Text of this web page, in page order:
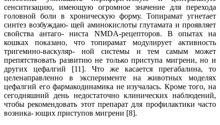
сенситизацию, имеющую огромное значение для перехода
головной боли в хроническую форму. Топирамат угнетает
синтез возбуждаю- щей аминокислоты глутамата и проявляет
свойства антаго- ниста NMDA-рецепторов. В опытах на
кошках показано, что топирамат модулирует активность
тригемино-васкуляр- ной системы и тем самым может
препятствовать развитию не только приступа мигрени, но и
других цефалгий [11]. Что же касается прегабалина, то
целенаправленно в эксперименте на животных моделях
цефалгий его фармакодинамика не изучалась. Кроме того, на
сегодняшний день недостаточно клинических наблюдений,
чтобы рекомендовать этот препарат для профилактики часто
возника- ющих приступов мигрени [8].